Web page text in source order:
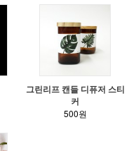
그린리프 캔들 디퓨저 스티
커
500원